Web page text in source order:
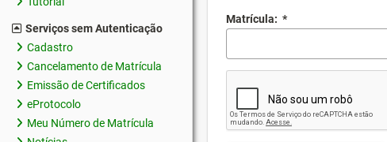
Serviços sem Autenticação
Cadastro
Cancelamento de Matrícula
Emissão de Certificados
eProtocolo
Meu Número de Matrícula
Matrícula: *